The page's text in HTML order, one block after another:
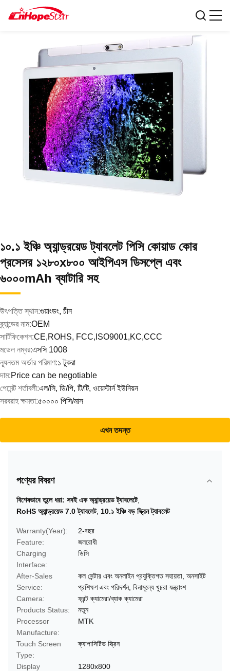
১০.১ ইঞ্চি অ্যান্ড্রয়েড ট্যাবলেট পিসি কোয়াড কোর
প্রসেসর ১২৮০x৮০০ আইপিএস ডিসপ্লে এবং
৬০০০mAh ব্যাটারি সহ
উৎপত্তি স্থান:গুয়াংডং, চীন
ব্র্যান্ডের নাম:OEM
সার্টিফিকেশন:CE,ROHS, FCC,ISO9001,KC,CCC
মডেল নম্বর:এসসি 1008
ন্যূনতম অর্ডার পরিমাণ:১ টুকরা
দাম:Price can be negotiable
পেমেন্ট শর্তাবলী:এল/সি, ডি/পি, টি/টি, ওয়েস্টার্ন ইউনিয়ন
সরবরাহ ক্ষমতা:৫০০০০ পিসি/মাস
এখন তদন্ত
পণ্যের বিবরণ
বিশেষভাবে তুলে ধরা: সবই এক অ্যান্ড্রয়েড ট্যাবলেটে,
RoHS অ্যান্ড্রয়েড 7.0 ট্যাবলেট, 10.১ ইঞ্চি বড় স্ক্রিন ট্যাবলেট
Warranty(Year):
2-বছর
Feature:
জলরোধী
Charging
Interface:
ডিসি
After-Sales
Service:
কল সেন্টার এবং অনলাইন প্রযুক্তিগত সহায়তা, অনসাইট
প্রশিক্ষণ এবং পরিদর্শন, বিনামূল্যে খুচরা যন্ত্রাংশ
Camera:
ফ্রন্ট ক্যামেরা/ব্যাক ক্যামেরা
Products Status:
নতুন
Processor
Manufacture:
MTK
Touch Screen
Type:
ক্যাপাসিটিভ স্ক্রিন
Display
1280x800